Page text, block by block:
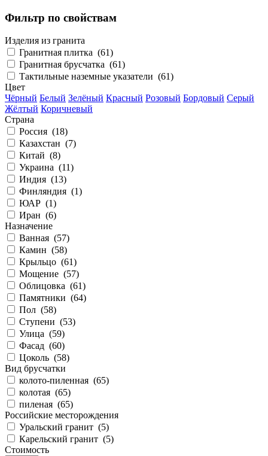
Фильтр по свойствам
Изделия из гранита
Гранитная плитка (61)
Гранитная брусчатка (61)
Тактильные наземные указатели (61)
Цвет
Чёрный Белый Зелёный Красный Розовый Бордовый Серый
Жёлтый Коричневый
Страна
Россия (18)
Казахстан (7)
Китай (8)
Украина (11)
Индия (13)
Финляндия (1)
ЮАР (1)
Иран (6)
Назначение
Ванная (57)
Камин (58)
Крыльцо (61)
Мощение (57)
Облицовка (61)
Памятники (64)
Пол (58)
Ступени (53)
Улица (59)
Фасад (60)
Цоколь (58)
Вид брусчатки
колото-пиленная (65)
колотая (65)
пиленая (65)
Российские месторождения
Уральский гранит (5)
Карельский гранит (5)
Стоимость